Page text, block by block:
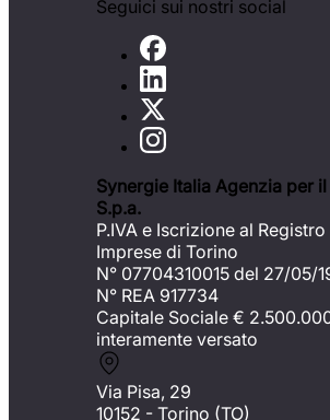
Seguici sui nostri social
Synergie Italia Agenzia per
S.p.a.
P.IVA e Iscrizione al
Imprese di Torino
N° 07704310015 del 27/05/
N° REA 917734
Capitale Sociale €
interamente versato
Via Pisa, 29
10152 - Torino (TO)